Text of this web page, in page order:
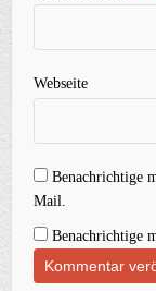
Webseite
Benachrichtige
Mail.
Benachrichtige